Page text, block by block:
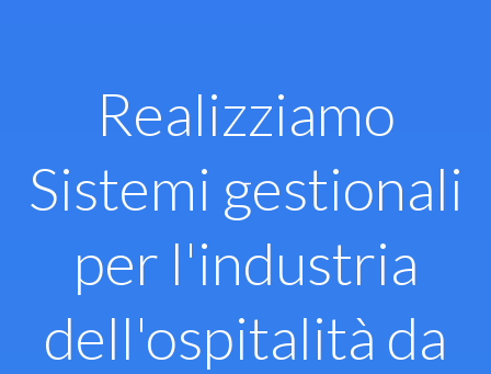
Realizziamo
Sistemi gestionali
per l'industria
dell'ospitalità da